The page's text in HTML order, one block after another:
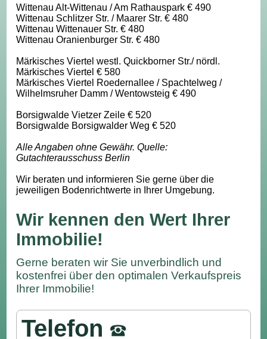
Wittenau Alt-Wittenau / Am Rathauspark € 490
Wittenau Schlitzer Str. / Maarer Str. € 480
Wittenau Wittenauer Str. € 480
Wittenau Oranienburger Str. € 480
Märkisches Viertel westl. Quickborner Str./ nördl.
Märkisches Viertel € 580
Märkisches Viertel Roedernallee / Spachtelweg /
Wilhelmsruher Damm / Wentowsteig € 490
Borsigwalde Vietzer Zeile € 520
Borsigwalde Borsigwalder Weg € 520
Alle Angaben ohne Gewähr. Quelle:
Gutachterausschuss Berlin
Wir beraten und informieren Sie gerne über die
jeweiligen Bodenrichtwerte in Ihrer Umgebung.
Wir kennen den Wert Ihrer
Immobilie!
Gerne beraten wir Sie unverbindlich und
kostenfrei über den optimalen Verkaufspreis
Ihrer Immobilie!
Telefon